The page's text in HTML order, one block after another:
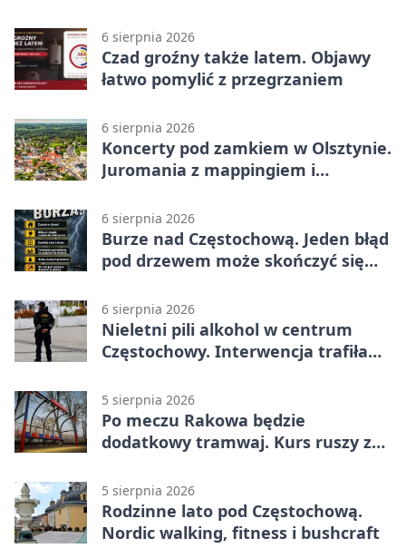
6 sierpnia 2026
Czad groźny także latem. Objawy
łatwo pomylić z przegrzaniem
6 sierpnia 2026
Koncerty pod zamkiem w Olsztynie.
Juromania z mappingiem i
6 sierpnia 2026
Burze nad Częstochową. Jeden błąd
pod drzewem może skończyć się
6 sierpnia 2026
Nieletni pili alkohol w centrum
Częstochowy. Interwencja trafiła
5 sierpnia 2026
Po meczu Rakowa będzie
dodatkowy tramwaj. Kurs ruszy ze
5 sierpnia 2026
Rodzinne lato pod Częstochową.
Nordic walking, fitness i bushcraft